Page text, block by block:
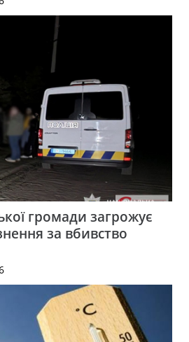
громади загрожує
за вбивство